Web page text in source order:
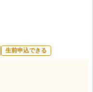
生前申込できる